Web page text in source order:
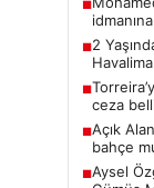
■
idmanına
■2
■
ceza
■Açık
bahçe
■Aysel